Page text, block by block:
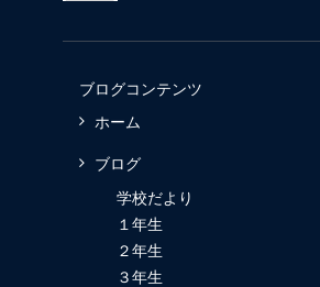
ブログコンテンツ
ホーム
ブログ
学校だより
１年生
２年生
３年生